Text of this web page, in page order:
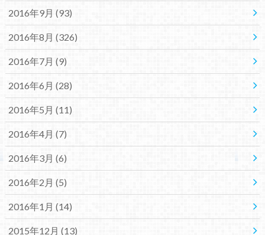
2016年9月 (93)
2016年8月 (326)
2016年7月 (9)
2016年6月 (28)
2016年5月 (11)
2016年4月 (7)
2016年3月 (6)
2016年2月 (5)
2016年1月 (14)
2015年12月 (13)